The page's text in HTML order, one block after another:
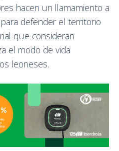
hacen un llamamiento a
defender el territorio
que consideran
el modo de vida
leoneses.